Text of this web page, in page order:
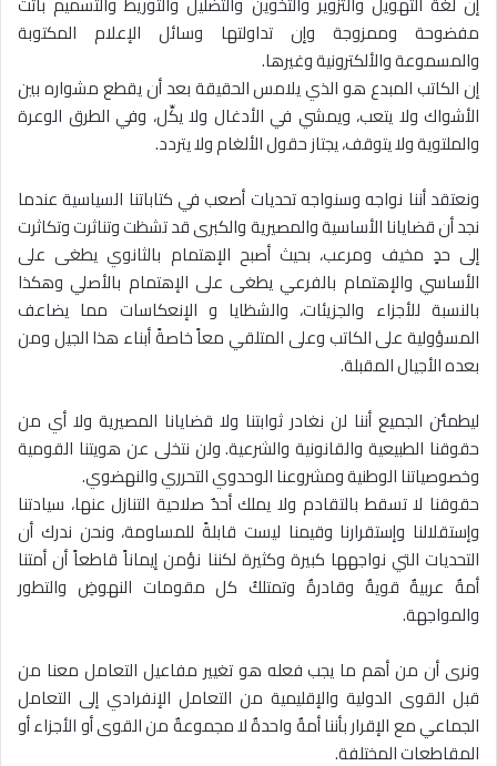
مفضوحة وممزوجة وإن تداولتها وسائل الإعلام المكتوبة
والمسموعة والألكترونية وغيرها.
إن الكاتب المبدع هو الذي يلامس الحقيقة بعد أن يقطع مشواره بين
الأشواك ولا يتعب، ويمشي في الأدغال ولا يكِّل، وفي الطرق الوعرة
والملتوية ولا يتوقف، يجتاز حقول الألغام ولا يتردد.
ونعتقد أننا نواجه وسنواجه تحديات أصعب في كتاباتنا السياسية عندما
نجد أن قضايانا الأساسية والمصيرية والكبرى قد تشظت وتناثرت وتكاثرت
إلى حدٍ مخيف ومرعب، بحيث أصبح الإهتمام بالثانوي يطغى على
الأساسي والإهتمام بالفرعي يطغى على الإهتمام بالأصلي وهكذا
بالنسبة للأجزاء والجزيئات، والشظايا و الإنعكاسات مما يضاعف
المسؤولية على الكاتب وعلى المتلقي معاً خاصةً أبناء هذا الجيل ومن
بعده الأجيال المقبلة.
ليطمئن الجميع أننا لن نغادر ثوابتنا ولا قضايانا المصيرية ولا أي من
حقوقنا الطبيعية والقانونية والشرعية. ولن نتخلى عن هويتنا القومية
وخصوصياتنا الوطنية ومشروعنا الوحدوي التحرري والنهضوي.
حقوقنا لا تسقط بالتقادم ولا يملك أحدٌ صلاحية التنازل عنها، سيادتنا
وإستقلالنا وإستقرارنا وقيمنا ليست قابلةً للمساومة، ونحن ندرك أن
التحديات التي نواجهها كبيرة وكثيرة لكننا نؤمن إيماناً قاطعاً أن أمتنا
أمةٌ عربيةٌ قويةٌ وقادرةٌ وتمتلكُ كل مقومات النهوضِ والتطور
والمواجهة.
ونرى أن من أهم ما يجب فعله هو تغيير مفاعيل التعامل معنا من
قبل القوى الدولية والإقليمية من التعامل الإنفرادي إلى التعامل
الجماعي مع الإقرار بأننا أمةٌ واحدةٌ لا مجموعةٌ من القوى أو الأجزاء أو
المقاطعات المختلفة.